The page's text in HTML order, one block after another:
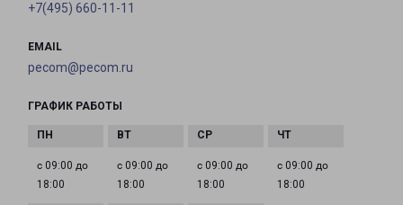
+7(495) 660-11-11
EMAIL
pecom@pecom.ru
ГРАФИК РАБОТЫ
с 09:00 до
18:00
с 09:00 до
18:00
с 09:00 до
18:00
с 09:00 до
18:00